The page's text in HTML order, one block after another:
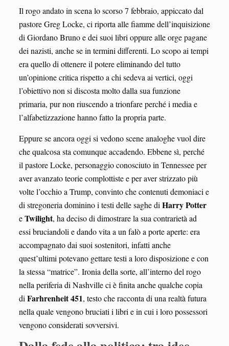
Il rogo andato in scena lo scorso 7 febbraio, appiccato dal
pastore Greg Locke, ci riporta alle fiamme dell’inquisizione
di Giordano Bruno e dei suoi libri oppure alle orge pagane
dei nazisti, anche se in termini differenti. Lo scopo ai tempi
era quello di ottenere il potere eliminando del tutto
un’opinione critica rispetto a chi sedeva ai vertici, oggi
l’obiettivo non si discosta molto dalla sua funzione
primaria, pur non riuscendo a trionfare perché i media e
l’alfabetizzazione hanno fatto la propria parte.
Eppure se ancora oggi si vedono scene analoghe vuol dire
che qualcosa sta comunque accadendo. Ebbene sì, perché
il pastore Locke, personaggio conosciuto in Tennessee per
aver avanzato teorie complottiste e per aver strizzato più
volte l’occhio a Trump, convinto che contenuti demoniaci e
di stregoneria dominino i testi delle saghe di Harry Potter
eTwilight, ha deciso di dimostrare la sua contrarietà ad
essi bruciandoli e dando vita a un falò a porte aperte: era
accompagnato dai suoi sostenitori, infatti anche
quest’ultimi potevano gettare testi a loro disposizione e con
la stessa “matrice”. Ironia della sorte, all’interno del rogo
nella periferia di Nashville ci è finita anche qualche copia
di Farhrenheit451, testo che racconta di una realtà futura
nella quale vengono bruciati i libri e in cui i loro possessori
vengono considerati sovversivi.